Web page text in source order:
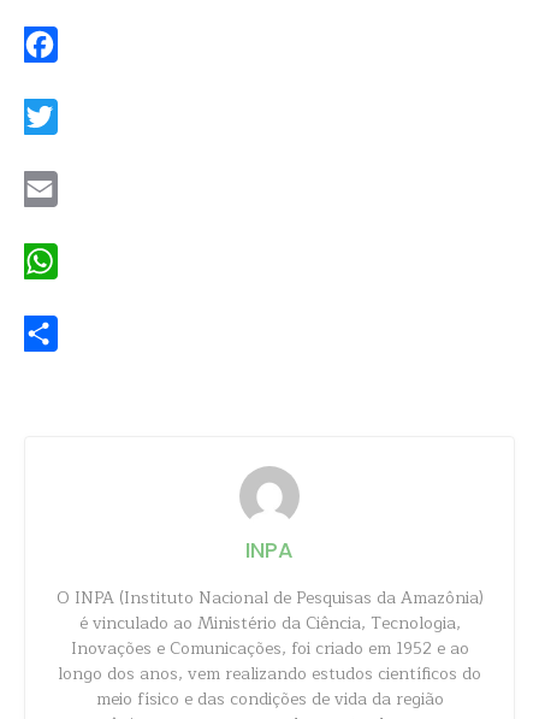
INPA
O INPA (Instituto Nacional de Pesquisas da Amazônia)
é vinculado ao Ministério da Ciência, Tecnologia,
Inovações e Comunicações, foi criado em 1952 e ao
longo dos anos, vem realizando estudos científicos do
meio físico e das condições de vida da região